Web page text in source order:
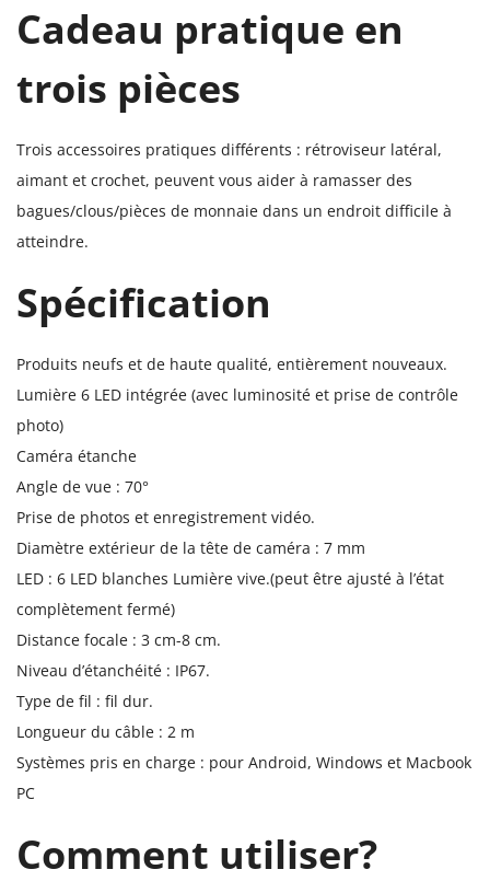
Cadeau pratique en
trois pièces
Trois accessoires pratiques différents : rétroviseur latéral,
aimant et crochet, peuvent vous aider à ramasser des
bagues/clous/pièces de monnaie dans un endroit difficile à
atteindre.
Spécification
Produits neufs et de haute qualité, entièrement nouveaux.
Lumière 6 LED intégrée (avec luminosité et prise de contrôle
photo)
Caméra étanche
Angle de vue : 70°
Prise de photos et enregistrement vidéo.
Diamètre extérieur de la tête de caméra : 7 mm
LED : 6 LED blanches Lumière vive.(peut être ajusté à l’état
complètement fermé)
Distance focale : 3 cm-8 cm.
Niveau d’étanchéité : IP67.
Type de fil : fil dur.
Longueur du câble : 2 m
Systèmes pris en charge : pour Android, Windows et Macbook
PC
Comment utiliser?